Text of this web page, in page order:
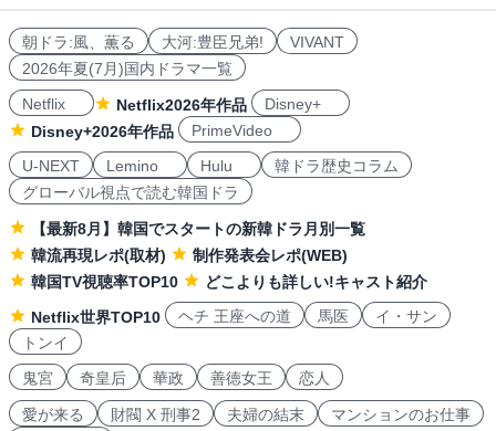
朝ドラ:風、薫る 大河:豊臣兄弟!
VIVANT
2026年夏(7月)国内ドラマ一覧
Netflix
Netflix2026年作品
Disney+
Disney+2026年作品
PrimeVideo
U-NEXT
Lemino Hulu
韓ドラ歴史コラム
グローバル視点で読む韓国ドラ
【最新8月】韓国でスタートの新韓ドラ月別一覧
韓流再現レポ(取材)
制作発表会レポ(WEB)
韓国TV視聴率TOP10
どこよりも詳しい!キャスト紹介
Netflix世界TOP10
ヘチ 王座への道 馬医
イ・サン
トンイ
鬼宮
奇皇后 華政 善徳女王 恋人
愛が来る 財閥 X 刑事2 夫婦の結末
マンションのお仕事